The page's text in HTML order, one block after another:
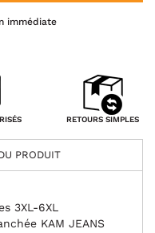
immédiate
RETOURS SIMPLES
PRODUIT
3XL-6XL
KAM JEANS